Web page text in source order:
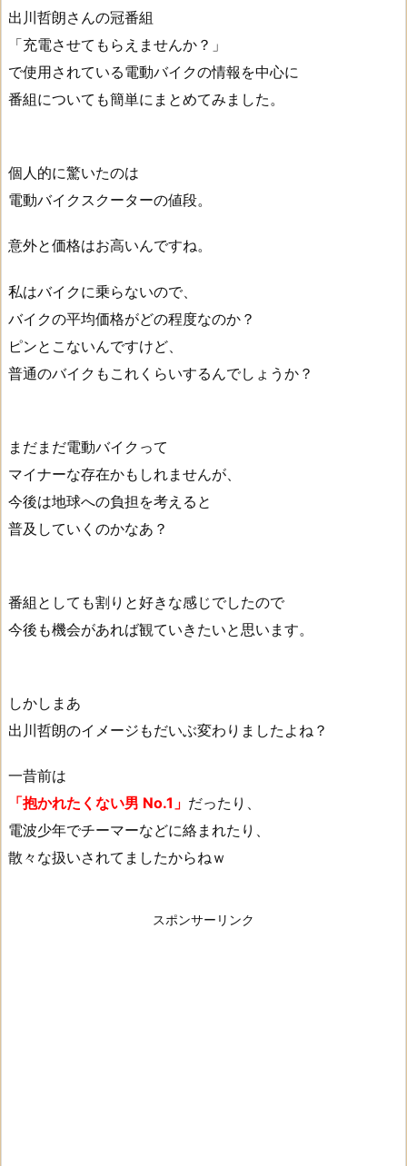
出川哲朗さんの冠番組
「充電させてもらえませんか？」
で使用されている電動バイクの情報を中心に
番組についても簡単にまとめてみました。
個人的に驚いたのは
電動バイクスクーターの値段。
意外と価格はお高いんですね。
私はバイクに乗らないので、
バイクの平均価格がどの程度なのか？
ピンとこないんですけど、
普通のバイクもこれくらいするんでしょうか？
まだまだ電動バイクって
マイナーな存在かもしれませんが、
今後は地球への負担を考えると
普及していくのかなあ？
番組としても割りと好きな感じでしたので
今後も機会があれば観ていきたいと思います。
しかしまあ
出川哲朗のイメージもだいぶ変わりましたよね？
一昔前は
「抱かれたくない男 No.1」 だったり、
電波少年でチーマーなどに絡まれたり、
散々な扱いされてましたからねｗ
スポンサーリンク